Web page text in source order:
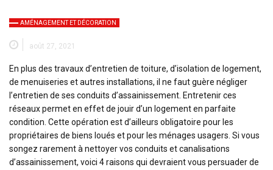
AMÉNAGEMENT ET DÉCORATION
août 27, 2021
En plus des travaux d’entretien de toiture, d’isolation de logement,
de menuiseries et autres installations, il ne faut guère négliger
l’entretien de ses conduits d’assainissement. Entretenir ces
réseaux permet en effet de jouir d’un logement en parfaite
condition. Cette opération est d’ailleurs obligatoire pour les
propriétaires de biens loués et pour les ménages usagers. Si vous
songez rarement à nettoyer vos conduits et canalisations
d’assainissement, voici 4 raisons qui devraient vous persuader de